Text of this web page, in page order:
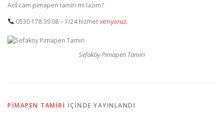
Acil cam pimapen tamiri mi lazım?
0530 178 39 08 – 7/24 hizmetveriyoruz.
Sefaköy Pimapen Tamiri
PIMAPEN TAMIRI IÇINDE YAYINLANDI